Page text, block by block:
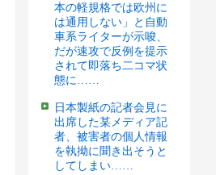
本の軽規格では欧州に
は通用しない」と自動
車系ライターが示唆、
だが速攻で反例を提示
されて即落ち二コマ状
態に……
日本製紙の記者会見に
出席した某メディア記
者、被害者の個人情報
を執拗に聞き出そうと
してしまい……